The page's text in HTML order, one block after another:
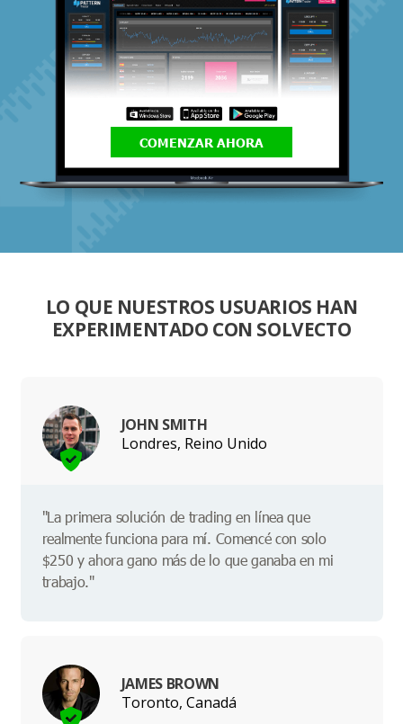
COMENZAR AHORA
LO QUE NUESTROS USUARIOS HAN
EXPERIMENTADO CON SOLVECTO
JOHN SMITH
Londres, Reino Unido
"La primera solución de trading en línea que
realmente funciona para mí. Comencé con solo
$250 y ahora gano más de lo que ganaba en mi
trabajo."
JAMES BROWN
Toronto, Canadá